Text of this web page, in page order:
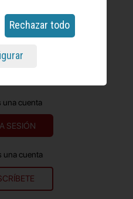
y credibilidad
una cuenta
SESIÓN
una cuenta
Rechazar todo